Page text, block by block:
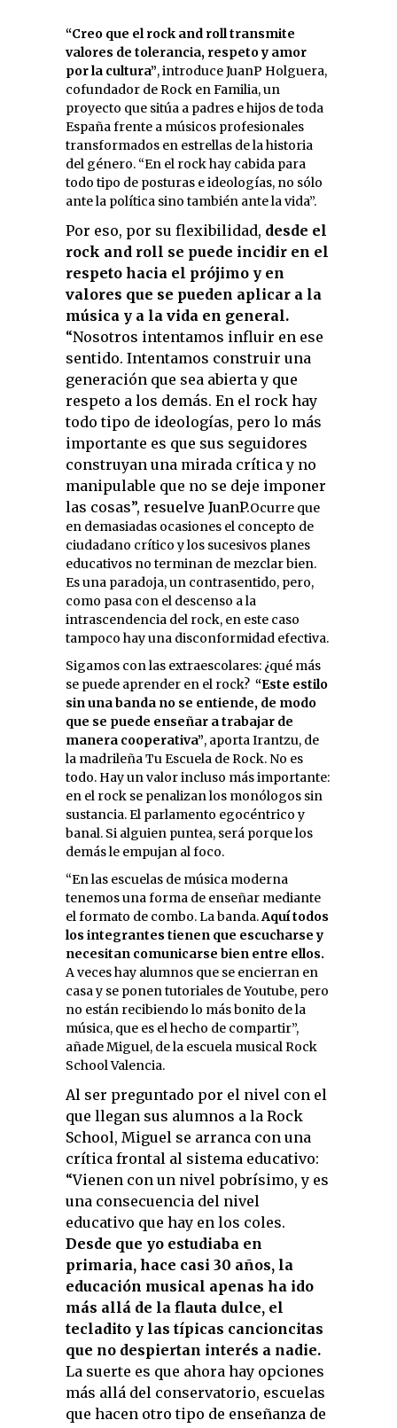
“Creo que el rock and roll transmite
valores de tolerancia, respeto y amor
por la cultura”, introduce JuanP Holguera,
cofundador de Rock en Familia, un
proyecto que sitúa a padres e hijos de toda
España frente a músicos profesionales
transformados en estrellas de la historia
del género. “En el rock hay cabida para
todo tipo de posturas e ideologías, no sólo
ante la política sino también ante la vida”.
Por eso, por su flexibilidad, desde el
rock and roll se puede incidir en el
respeto hacia el prójimo y en
valores que se pueden aplicar a la
música y a la vida en general.
“Nosotros intentamos influir en ese
sentido. Intentamos construir una
generación que sea abierta y que
respeto a los demás. En el rock hay
todo tipo de ideologías, pero lo más
importante es que sus seguidores
construyan una mirada crítica y no
manipulable que no se deje imponer
las cosas”, resuelve JuanP.Ocurre que
en demasiadas ocasiones el concepto de
ciudadano crítico y los sucesivos planes
educativos no terminan de mezclar bien.
Es una paradoja, un contrasentido, pero,
como pasa con el descenso a la
intrascendencia del rock, en este caso
tampoco hay una disconformidad efectiva.
Sigamos con las extraescolares: ¿qué más
se puede aprender en el rock? “Este estilo
sin una banda no se entiende, de modo
que se puede enseñar a trabajar de
manera cooperativa”, aporta Irantzu, de
la madrileña Tu Escuela de Rock. No es
todo. Hay un valor incluso más importante:
en el rock se penalizan los monólogos sin
sustancia. El parlamento egocéntrico y
banal. Si alguien puntea, será porque los
demás le empujan al foco.
“En las escuelas de música moderna
tenemos una forma de enseñar mediante
el formato de combo. La banda.Aquí todos
los integrantes tienen que escucharse y
necesitan comunicarse bien entre ellos.
A veces hay alumnos que se encierran en
casa y se ponen tutoriales de Youtube, pero
no están recibiendo lo más bonito de la
música, que es el hecho de compartir”,
añade Miguel, de la escuela musical Rock
School Valencia.
Al ser preguntado por el nivel con el
que llegan sus alumnos a la Rock
School, Miguel se arranca con una
crítica frontal al sistema educativo:
“Vienen con un nivel pobrísimo, y es
una consecuencia del nivel
educativo que hay en los coles.
Desde que yo estudiaba en
primaria, hace casi 30 años, la
educación musical apenas ha ido
más allá de la flauta dulce, el
tecladito y las típicas cancioncitas
que no despiertan interés a nadie.
La suerte es que ahora hay opciones
más allá del conservatorio, escuelas
que hacen otro tipo de enseñanza de